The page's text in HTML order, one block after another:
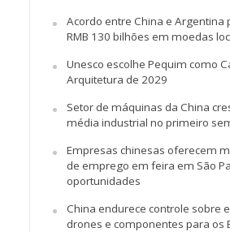
Acordo entre China e Argentina
RMB 130 bilhões em moedas
Unesco escolhe Pequim como
Arquitetura de 2029
Setor de máquinas da China
média industrial no primeiro
Empresas chinesas oferecem
de emprego em feira em São
oportunidades
China endurece controle sobre
drones e componentes para os